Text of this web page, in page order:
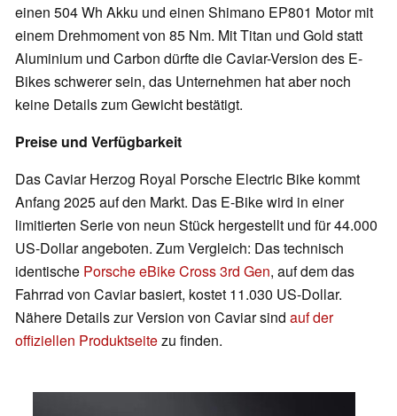
einen 504 Wh Akku und einen Shimano EP801 Motor mit
einem Drehmoment von 85 Nm. Mit Titan und Gold statt
Aluminium und Carbon dürfte die Caviar-Version des E-
Bikes schwerer sein, das Unternehmen hat aber noch
keine Details zum Gewicht bestätigt.
Preise und Verfügbarkeit
Das Caviar Herzog Royal Porsche Electric Bike kommt
Anfang 2025 auf den Markt. Das E-Bike wird in einer
limitierten Serie von neun Stück hergestellt und für 44.000
US-Dollar angeboten. Zum Vergleich: Das technisch
identische Porsche eBike Cross 3rd Gen, auf dem das
Fahrrad von Caviar basiert, kostet 11.030 US-Dollar.
Nähere Details zur Version von Caviar sind auf der
offiziellen Produktseitezu finden.